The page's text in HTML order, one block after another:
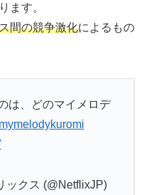
ます。
間の競争激化によるもの
は、どのマイメロデ
ックス (@NetflixJP)